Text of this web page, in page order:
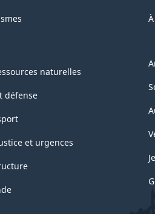
naturelles
défense
et urgences